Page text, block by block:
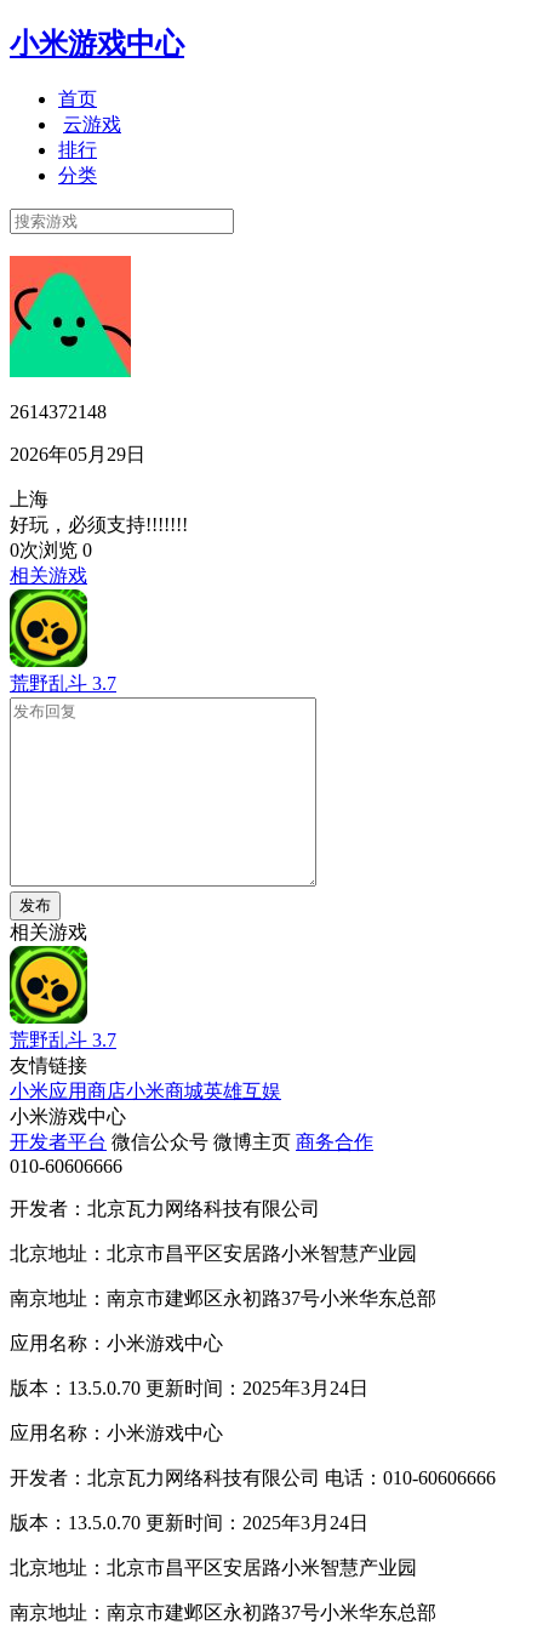
小米游戏中心
首页
云游戏
排行
分类
2614372148
2026年05月29日
上海
好玩，必须支持!!!!!!!
0次浏览 0
相关游戏
荒野乱斗 3.7
发布
相关游戏
荒野乱斗 3.7
友情链接
小米应用商店小米商城英雄互娱
小米游戏中心
开发者平台 微信公众号 微博主页 商务合作
010-60606666
开发者：北京瓦力网络科技有限公司
北京地址：北京市昌平区安居路小米智慧产业园
南京地址：南京市建邺区永初路37号小米华东总部
应用名称：小米游戏中心
版本：13.5.0.70 更新时间：2025年3月24日
应用名称：小米游戏中心
开发者：北京瓦力网络科技有限公司 电话：010-60606666
版本：13.5.0.70 更新时间：2025年3月24日
北京地址：北京市昌平区安居路小米智慧产业园
南京地址：南京市建邺区永初路37号小米华东总部